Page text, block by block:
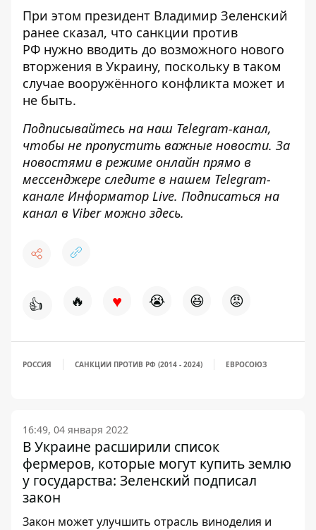
При этом президент Владимир Зеленский
ранее сказал, что санкции против
РФ нужно вводить до возможного нового
вторжения в Украину, поскольку в таком
случае вооружённого конфликта может и
не быть.
Подписывайтесь на наш Telegram-канал,
чтобы не пропустить важные новости. За
новостями в режиме онлайн прямо в
мессенджере следите в нашем Telegram-
канале Информатор Live. Подписаться на
канал в Viber можно здесь.
👍 🔥 ♥ 😭 😆 😡
РОССИЯ САНКЦИИ ПРОТИВ РФ (2014 - 2024) ЕВРОСОЮЗ
16:49, 04 января 2022
В Украине расширили список
фермеров, которые могут купить землю
у государства: Зеленский подписал
закон
Закон может улучшить отрасль виноделия и